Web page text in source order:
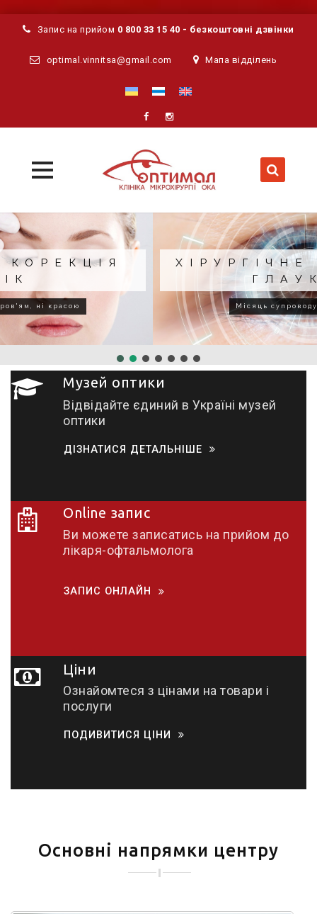
Запис на прийом 0 800 33 15 40 - безкоштовні дзвінки
optimal.vinnitsa@gmail.com Мапа відділень
Skip
to
content
ХІРУРГІЧНЕ ЛІКУВАННЯ
Місяць супроводу після операції
Музей оптики
Відвідайте єдиний в Україні музей
оптики
ДІЗНАТИСЯ ДЕТАЛЬНІШЕ
Online запис
Ви можете записатись на прийом до
лікаря-офтальмолога
ЗАПИС ОНЛАЙН
Ціни
Ознайомтеся з цінами на товари і
послуги
ПОДИВИТИСЯ ЦІНИ
Основні напрямки центру